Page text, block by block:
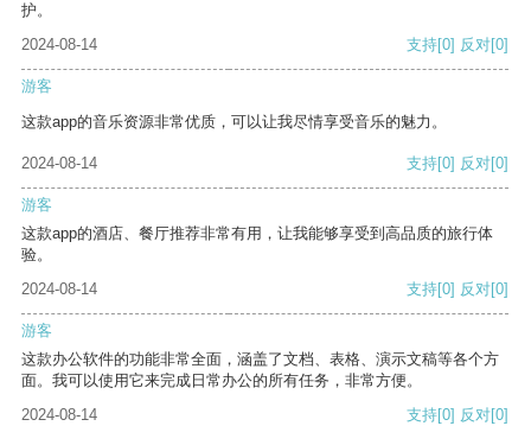
护。
2024-08-14
支持[0] 反对[0]
游客
这款app的音乐资源非常优质，可以让我尽情享受音乐的魅力。
2024-08-14 支持[0] 反对[0]
游客
这款app的酒店、餐厅推荐非常有用，让我能够享受到高品质的旅行体
验。
2024-08-14
支持[0] 反对[0]
游客
这款办公软件的功能非常全面，涵盖了文档、表格、演示文稿等各个方
面。我可以使用它来完成日常办公的所有任务，非常方便。
2024-08-14
支持[0] 反对[0]